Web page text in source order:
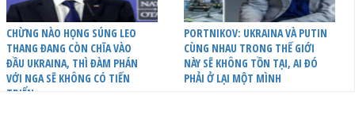
CHỪNG NÀO HỌNG SÚNG LEO
THANG ĐANG CÒN CHĨA VÀO
ĐẦU UKRAINA, THÌ ĐÀM PHÁN
VỚI NGA SẼ KHÔNG CÓ TIẾN
TRIỂN
PORTNIKOV: UKRAINA VÀ PUTIN
CÙNG NHAU TRONG THẾ GIỚI
NÀY SẼ KHÔNG TỒN TẠI, AI ĐÓ
PHẢI Ở LẠI MỘT MÌNH